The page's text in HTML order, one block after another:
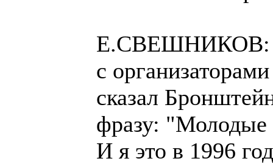
Е.СВЕШНИКОВ:
с
сказал
фразу:
И я это в 1996